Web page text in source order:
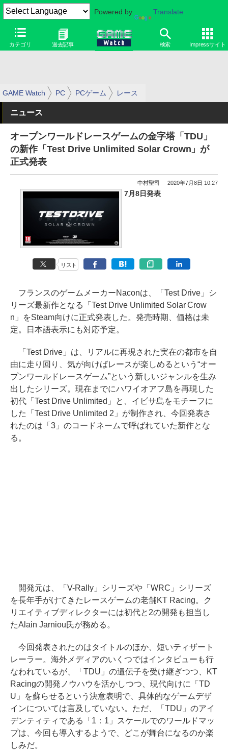
Powered by Translate
カテゴリ 過去記事 検索 Impressサイト
GAME Watch PC PCゲーム レース
ニュース
オープンワールドレースゲームの金字塔「TDU」
の新作「Test Drive Unlimited Solar Crown」が
正式発表
中村聖司 2020年7月8日 10:27
7月8日発表
リスト
フランスのゲームメーカーNaconは、「Test Drive」シ
リーズ最新作となる「Test Drive Unlimited Solar Crow
n」をSteam向けに正式発表した。発売時期、価格は未
定。日本語表示にも対応予定。
「Test Drive」は、リアルに再現された実在の都市を自
由に走り回り、気が向けばレースが楽しめるという“オー
プンワールドレースゲーム”という新しいジャンルを生み
出したシリーズ。現在までにハワイオアフ島を再現した
初代「Test Drive Unlimited」と、イビサ島をモチーフに
した「Test Drive Unlimited 2」が制作され、今回発表さ
れたのは「3」のコードネームで呼ばれていた新作とな
る。
開発元は、「V-Rally」シリーズや「WRC」シリーズ
を長年手がけてきたレースゲームの老舗KT Racing。ク
リエイティブディレクターには初代と2の開発も担当し
たAlain Jarniou氏が務める。
今回発表されたのはタイトルのほか、短いティザート
レーラー。海外メディアのいくつではインタビューも行
なわれているが、「TDU」の遺伝子を受け継ぎつつ、KT
Racingの開発ノウハウを活かしつつ、現代向けに「TD
U」を蘇らせるという決意表明で、具体的なゲームデザ
インについては言及していない。ただ、「TDU」のアイ
デンティティである「1：1」スケールでのワールドマッ
プは、今回も導入するようで、どこが舞台になるのか楽
しみだ。